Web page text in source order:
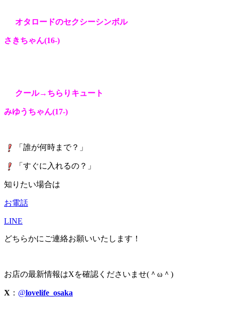
オタロードのセクシーシンボル
さきちゃん(16-)
クール→ちらりキュート
みゆうちゃん(17-)
「誰が何時まで？」
「すぐに入れるの？」
知りたい場合は
お電話
LINE
どちらかにご連絡お願いいたします！
お店の最新情報はXを確認くださいませ(＾ω＾)
X ： @lovelife_osaka